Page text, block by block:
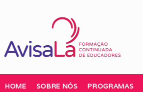
HOME SOBRE NÓS PROGRAMAS